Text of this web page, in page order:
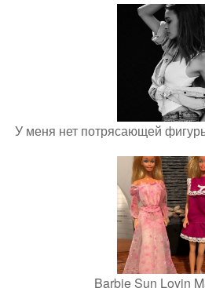
У меня нет потрясающей
Barbie Sun Lovin